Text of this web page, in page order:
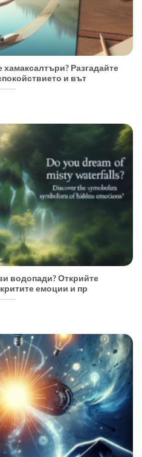
Разгадайте
и вът
водопади? Открийте
емоции и пр